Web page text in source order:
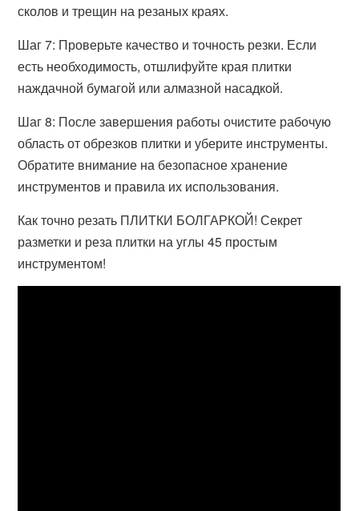
сколов и трещин на резаных краях.
Шаг 7: Проверьте качество и точность резки. Если
есть необходимость, отшлифуйте края плитки
наждачной бумагой или алмазной насадкой.
Шаг 8: После завершения работы очистите рабочую
область от обрезков плитки и уберите инструменты.
Обратите внимание на безопасное хранение
инструментов и правила их использования.
Как точно резать ПЛИТКИ БОЛГАРКОЙ! Секрет
разметки и реза плитки на углы 45 простым
инструментом!